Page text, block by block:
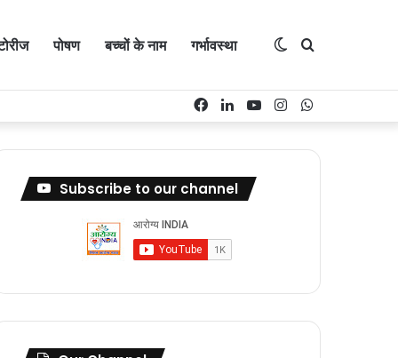
पोषण बच्चों के नाम गर्भावस्था Search
Switch
Instagram
YouTube
LinkedIn
Facebook
Subscribe to our channel